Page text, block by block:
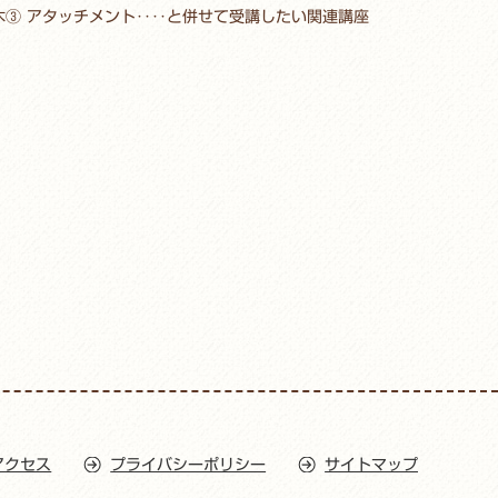
③ アタッチメント‥‥と併せて受講したい関連講座
クセス プライバシーポリシー サイトマップ